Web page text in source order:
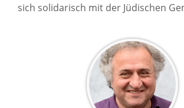
sich solidarisch mit der Jüdischen